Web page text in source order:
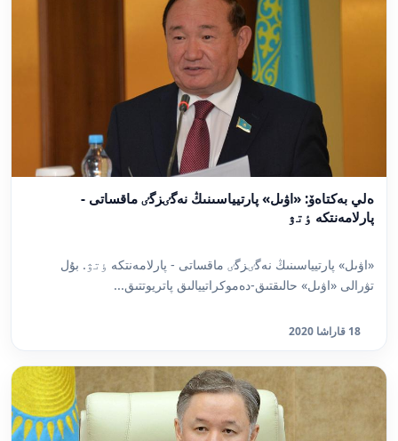
ەلي بەكتاەۆ: «اۋىل» پارتيياسىنىڭ نەگٸزگٸ ماقساتى -
پارلامەنتكە ٶتۋ
«اۋىل» پارتيياسىنىڭ نەگٸزگٸ ماقساتى - پارلامەنتكە ٶتۋ. بۇل
تۋرالى «اۋىل» حالىقتىق-دەموكراتييالىق پاتريوتتىق...
18 قاراشا 2020